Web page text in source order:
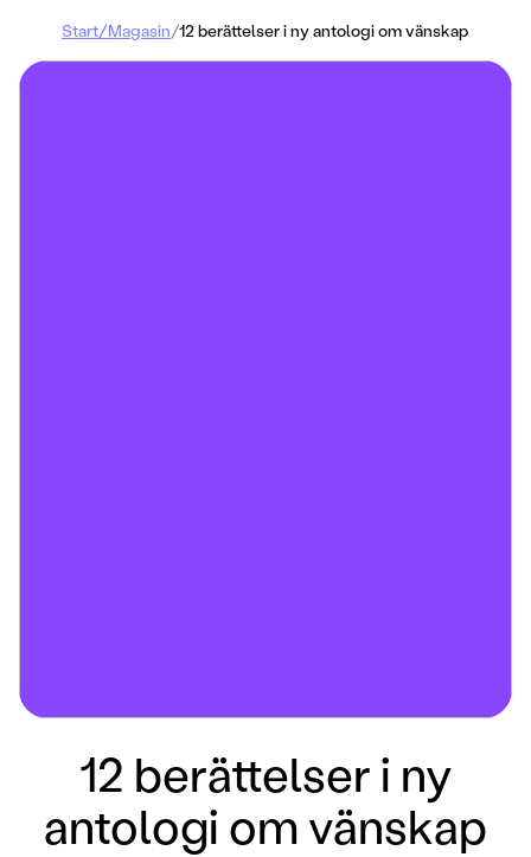
Start/Magasin/12 berättelser i ny antologi om vänskap
12 berättelser i ny
antologi om vänskap